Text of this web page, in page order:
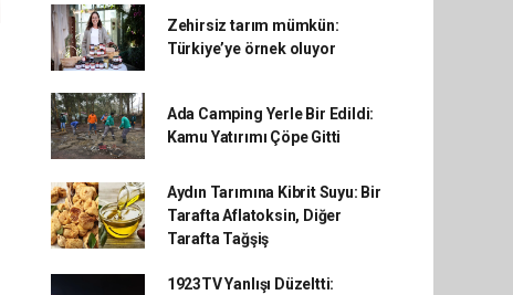
Zehirsiz tarım mümkün:
Türkiye’ye örnek oluyor
Ada Camping Yerle Bir Edildi:
Kamu Yatırımı Çöpe Gitti
Aydın Tarımına Kibrit Suyu: Bir
Tarafta Aflatoksin, Diğer
Tarafta Tağşiş
1923TV Yanlışı Düzeltti: